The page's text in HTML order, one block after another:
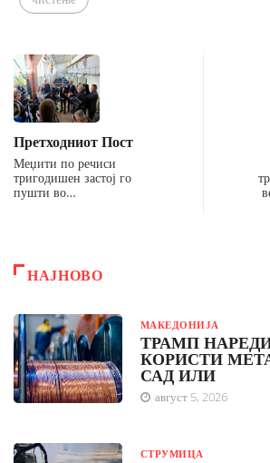
Претходниот Пост
Меџити по речиси
тригодишен застој го
пушти во…
НАЈНОВО
МАКЕДОНИЈА
ТРАМП
КОРИСТИ
САД ИЛИ
август 5, 2026
СТРУМИЦА